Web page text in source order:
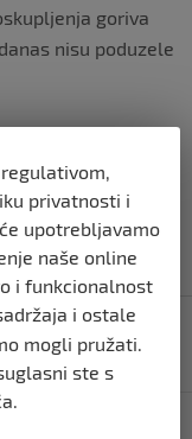
goriva
nisu poduzele
naselju
privatnosti i
upotrebljavamo
naše online
i funkcionalnost
i ostale
mogli pružati.
ste s